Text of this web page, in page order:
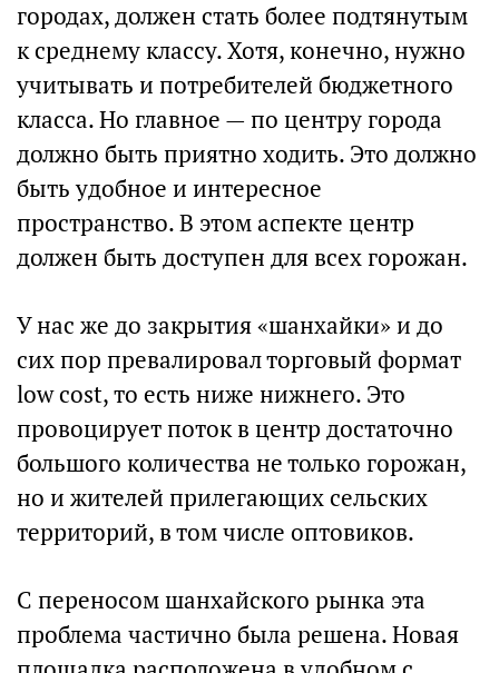
городах, должен стать более подтянутым
к среднему классу. Хотя, конечно, нужно
учитывать и потребителей бюджетного
класса. Но главное — по центру города
должно быть приятно ходить. Это должно
быть удобное и интересное
пространство. В этом аспекте центр
должен быть доступен для всех горожан.
У нас же до закрытия «шанхайки» и до
сих пор превалировал торговый формат
low cost, то есть ниже нижнего. Это
провоцирует поток в центр достаточно
большого количества не только горожан,
но и жителей прилегающих сельских
территорий, в том числе оптовиков.
С переносом шанхайского рынка эта
проблема частично была решена. Новая